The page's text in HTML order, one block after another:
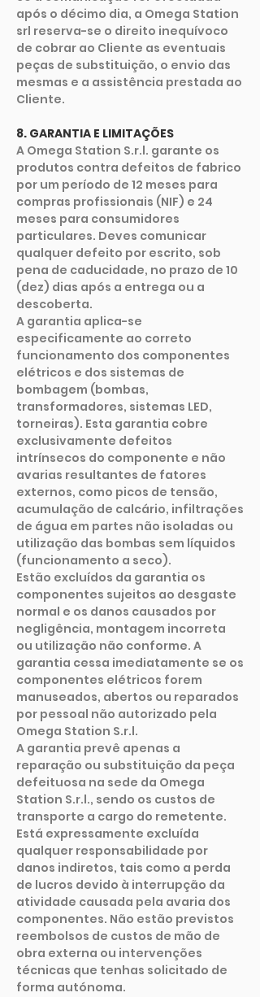
após o décimo dia, a Omega Station
srl reserva-se o direito inequívoco
de cobrar ao Cliente as eventuais
peças de substituição, o envio das
mesmas e a assistência prestada ao
Cliente.
8. GARANTIA E LIMITAÇÕES
A Omega Station S.r.l. garante os
produtos contra defeitos de fabrico
por um período de 12 meses para
compras profissionais (NIF) e 24
meses para consumidores
particulares. Deves comunicar
qualquer defeito por escrito, sob
pena de caducidade, no prazo de 10
(dez) dias após a entrega ou a
descoberta.
A garantia aplica-se
especificamente ao correto
funcionamento dos componentes
elétricos e dos sistemas de
bombagem (bombas,
transformadores, sistemas LED,
torneiras). Esta garantia cobre
exclusivamente defeitos
intrínsecos do componente e não
avarias resultantes de fatores
externos, como picos de tensão,
acumulação de calcário, infiltrações
de água em partes não isoladas ou
utilização das bombas sem líquidos
(funcionamento a seco).
Estão excluídos da garantia os
componentes sujeitos ao desgaste
normal e os danos causados por
negligência, montagem incorreta
ou utilização não conforme. A
garantia cessa imediatamente se os
componentes elétricos forem
manuseados, abertos ou reparados
por pessoal não autorizado pela
Omega Station S.r.l.
A garantia prevê apenas a
reparação ou substituição da peça
defeituosa na sede da Omega
Station S.r.l., sendo os custos de
transporte a cargo do remetente.
Está expressamente excluída
qualquer responsabilidade por
danos indiretos, tais como a perda
de lucros devido à interrupção da
atividade causada pela avaria dos
componentes. Não estão previstos
reembolsos de custos de mão de
obra externa ou intervenções
técnicas que tenhas solicitado de
forma autónoma.